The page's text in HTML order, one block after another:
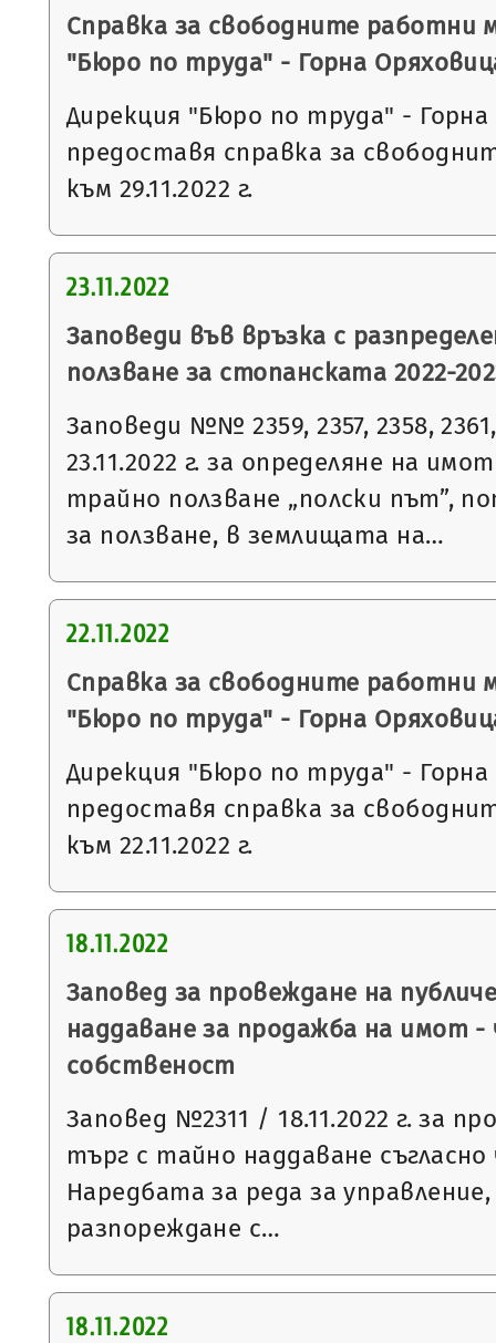
Справка за свободните работни
"Бюро по труда" - Горна
Дирекция "Бюро по труда" -
предоставя справка за
към 29.11.2022 г.
23.11.2022
Заповеди във връзка с
ползване за стопанската 2022-
Заповеди №№ 2359, 2357, 2358,
23.11.2022 г. за определяне на
трайно ползване „полски път”,
за ползване, в землищата на…
22.11.2022
Справка за свободните работни
"Бюро по труда" - Горна
Дирекция "Бюро по труда" -
предоставя справка за
към 22.11.2022 г.
18.11.2022
Заповед за провеждане на
наддаване за продажба на имот
собственост
Заповед №2311 / 18.11.2022 г. за
търг с тайно наддаване съгласно
Наредбата за реда за
разпореждане с…
18.11.2022